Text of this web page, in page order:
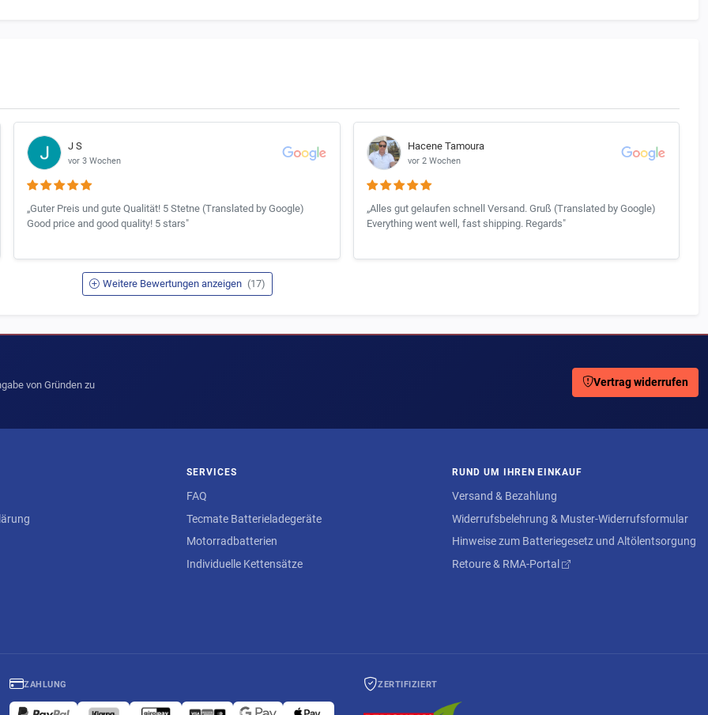
J S
vor 3 Wochen
„Guter Preis und gute Qualität! 5 Stetne (Translated by Google)
Good price and good quality! 5 stars"
Hacene Tamoura
vor 2 Wochen
„Alles gut gelaufen schnell Versand. Gruß (Translated by Google)
Everything went well, fast shipping. Regards"
Weitere Bewertungen anzeigen (17)
von Gründen zu Vertrag widerrufen
SERVICES
FAQ
Tecmate Batterieladegeräte
Motorradbatterien
Individuelle Kettensätze
RUND UM IHREN EINKAUF
Versand & Bezahlung
Widerrufsbelehrung & Muster-Widerrufsformular
Hinweise zum Batteriegesetz und Altölentsorgung
Retoure & RMA-Portal
ZAHLUNG ZERTIFIZIERT